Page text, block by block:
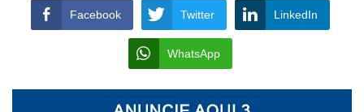
Facebook Twitter LinkedIn
WhatsApp